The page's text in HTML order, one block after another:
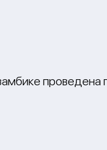
проведена